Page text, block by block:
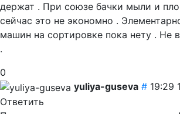
держат . При союзе бачки мыли и
сейчас это не экономно .
машин на сортировке пока нету . Не
.
0
yuliya-guseva # 19:29
Ответить